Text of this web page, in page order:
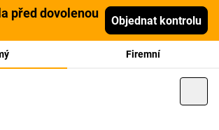
před dovolenou
Objednat kontrolu
Firemní